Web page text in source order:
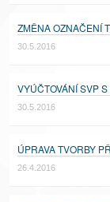
ZMĚNA OZNAČENÍ
30.5.2016
VYÚČTOVÁNÍ SVP
30.5.2016
ÚPRAVA TVORBY
26.4.2016